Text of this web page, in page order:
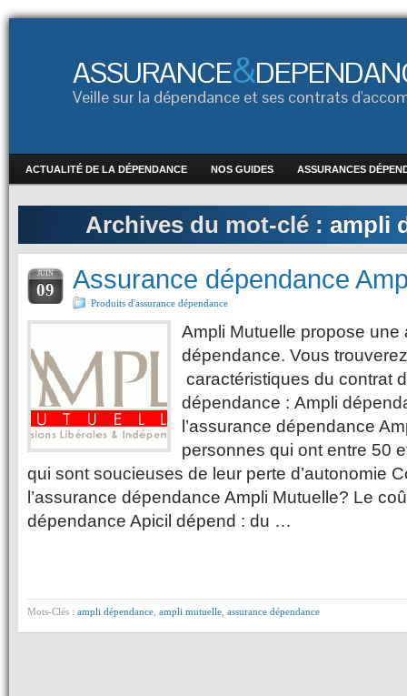
ASSURANCE&
Veille sur la dépendance et ses contrats
ACTUALITÉ DE LA DÉPENDANCE NOS GUIDES ASSURANCES
Archives du mot-clé : ampli
JUIN
09 Assurance dépendance
Produits d'assurance dépendance
Ampli Mutuelle propose une
dépendance. Vous
caractéristiques du contrat
dépendance : Ampli
l’assurance dépendance
personnes qui ont entre 50
qui sont soucieuses de leur perte d’autonomie
l’assurance dépendance Ampli Mutuelle? Le
dépendance Apicil dépend : du …
Mots-Clés : ampli dépendance ampli mutuelle assurance dépendance